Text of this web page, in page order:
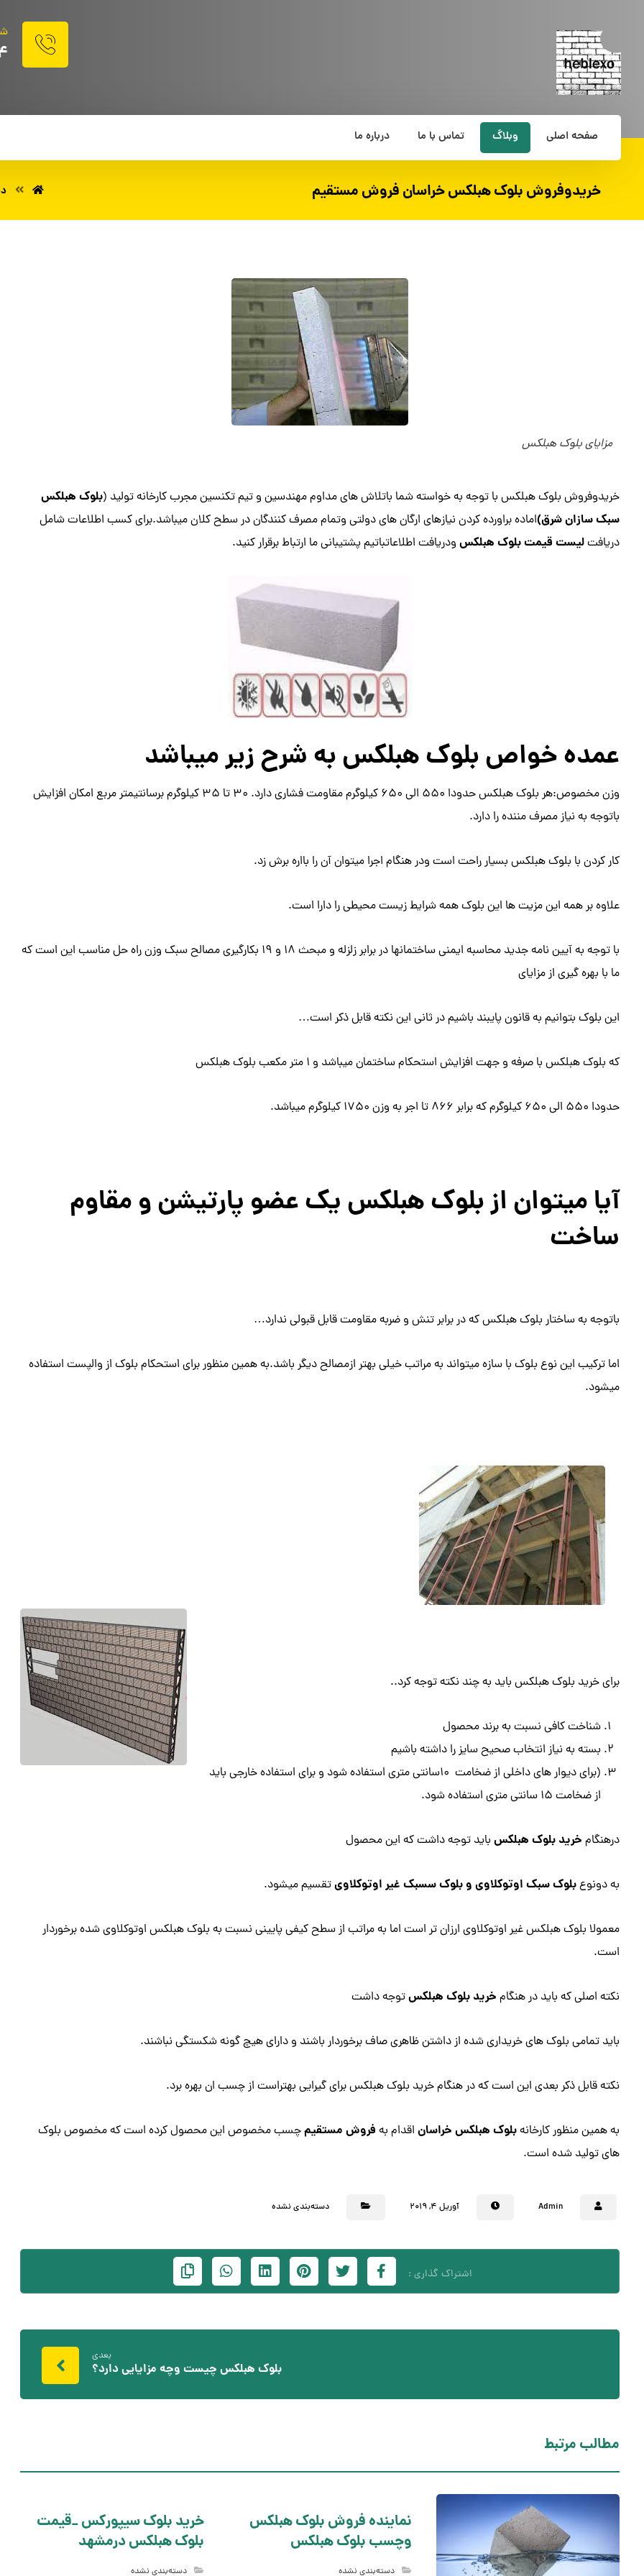
صفحه اصلی وبلاگ تماس با ما درباره ما
خریدوفروش بلوک هبلکس خراسان فروش مستقیم
مزایای بلوک هبلکس
خریدوفروش بلوک هبلکس با توجه به خواسته شما باتلاش های مداوم مهندسین و تیم تکنسین مجرب کارخانه تولید (بلوک هبلکس
سبک سازان شرق)اماده براورده کردن نیازهای ارگان های دولتی وتمام مصرف کنندگان در سطح کلان میباشد.برای کسب اطلاعات شامل
دریافتلیست قیمت بلوک هبلکسودریافت اطلاعاتباتیم پشتیبانی ما ارتباط برقرار کنید.
عمده خواص بلوک هبلکس به شرح زیر میباشد
وزن مخصوص:هر بلوک هبلکس حدودا 550 الی 650 کیلوگرم مقاومت فشاری دارد. 30 تا 35 کیلوگرم برسانتیمتر مربع امکان افزایش
باتوجه به نیاز مصرف مننده را دارد.
کار کردن با بلوک هبلکس بسیار راحت است ودر هنگام اجرا میتوان آن را بااره برش زد.
علاوه بر همه این مزیت ها این بلوک همه شرایط زیست محیطی را دارا است.
با توجه به آیین نامه جدید محاسبه ایمنی ساختمانها در برابر زلزله و مبحث ۱۸ و ۱۹ بکارگیری مصالح سبک وزن راه حل مناسب این است که
ما با بهره گیری از مزایای
این بلوک بتوانیم به قانون پایبند باشیم در ثانی این نکته قابل ذکر است…
که بلوک هبلکس با صرفه و جهت افزایش استحکام ساختمان میباشد و 1 متر مکعب بلوک هبلکس
حدودا 550 الی 650 کیلوگرم که برابر 866 تا اجر به وزن 1750 کیلوگرم میباشد.
آیا میتوان از بلوک هبلکس یک عضو پارتیشن و مقاوم
ساخت
باتوجه به ساختار بلوک هبلکس که در برابر تنش و ضربه مقاومت قابل قبولی ندارد…
اما ترکیب این نوع بلوک با سازه میتواند به مراتب خیلی بهتر ازمصالح دیگر باشد.به همین منظور برای استحکام بلوک از والپست استفاده
میشود.
برای خرید بلوک هبلکس باید به چند نکته توجه کرد..
شناخت کافی نسبت به برند محصول
بسته به نیاز انتخاب صحیح سایز را داشته باشیم
(برای دیوار های داخلی از ضخامت 10سانتی متری استفاده شود و برای استفاده خارجی باید
از ضخامت 15 سانتی متری استفاده شود.
درهنگامخرید بلوک هبلکسباید توجه داشت که این محصول
به دونوعبلوک سبک اوتوکلاوی و بلوک سسبک غیر اوتوکلاویتقسیم میشود.
معمولا بلوک هبلکس غیر اوتوکلاوی ارزان تر است اما به مراتب از سطح کیفی پایینی نسبت به بلوک هبلکس اوتوکلاوی شده برخوردار
است.
نکته اصلی که باید در هنگام خرید بلوک هبلکستوجه داشت
باید تمامی بلوک های خریداری شده از داشتن ظاهری صاف برخوردار باشند و دارای هیچ گونه شکستگی نباشند.
نکته قابل ذکر بعدی این است که در هنگام خرید بلوک هبلکس برای گیرایی بهتراست از چسب ان بهره برد.
به همین منظور کارخانهبلوک هبلکس خراساناقدام به فروش مستقیمچسب مخصوص این محصول کرده است که مخصوص بلوک
های تولید شده است.
Admin آوریل ۴, ۲۰۱۹ دسته‌بندی نشده
بعدی
بلوک هبلکس چیست وچه مزایایی دارد؟
مطالب مرتبط
نماینده فروش بلوک هبلکس
وچسب بلوک هبلکس
دسته‌بندی نشده
خرید بلوک سیپورکس _قیمت
بلوک هبلکس درمشهد
دسته‌بندی نشده